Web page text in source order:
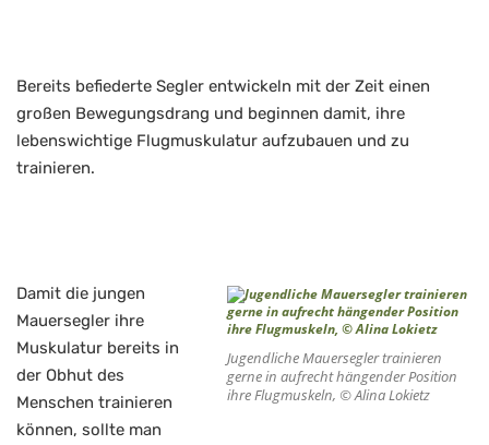
Bereits befiederte Segler entwickeln mit der Zeit einen
großen Bewegungsdrang und beginnen damit, ihre
lebenswichtige Flugmuskulatur aufzubauen und zu
trainieren.
Jugendliche Mauersegler trainieren
gerne in aufrecht hängender Position
ihre Flugmuskeln, © Alina Lokietz
Damit die jungen
Mauersegler ihre
Muskulatur bereits in
der Obhut des
Menschen trainieren
können, sollte man